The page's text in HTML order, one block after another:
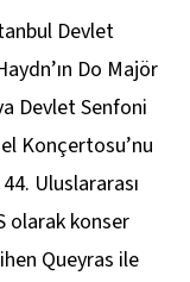
Devlet
Do Majör
Devlet Senfoni
Konçertosu’nu
Uluslararası
olarak konser
Queyras ile